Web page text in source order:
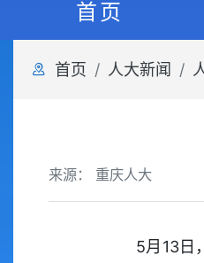
首页
首页 人大新闻
来源： 重庆人大
5月13日